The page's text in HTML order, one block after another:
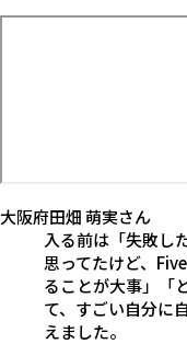
大阪府田畑 萌実さん
入る前は「失敗し
思ってたけど、
ることが大事」「
て、すごい自分に
えました。